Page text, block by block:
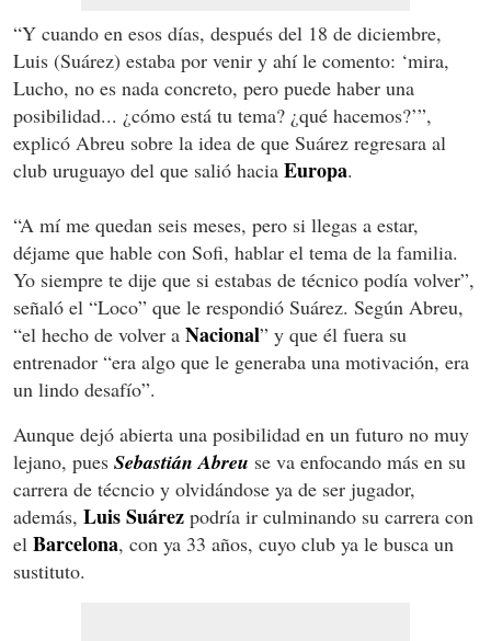
“Y cuando en esos días, después del 18 de diciembre,
Luis (Suárez) estaba por venir y ahí le comento: ‘mira,
Lucho, no es nada concreto, pero puede haber una
posibilidad... ¿cómo está tu tema? ¿qué hacemos?’”,
explicó Abreu sobre la idea de que Suárez regresara al
club uruguayo del que salió hacia Europa.
“A mí me quedan seis meses, pero si llegas a estar,
déjame que hable con Sofi, hablar el tema de la familia.
Yo siempre te dije que si estabas de técnico podía volver”,
señaló el “Loco” que le respondió Suárez. Según Abreu,
“el hecho de volver a Nacional” y que él fuera su
entrenador “era algo que le generaba una motivación, era
un lindo desafío”.
Aunque dejó abierta una posibilidad en un futuro no muy
lejano, pues Sebastián Abreu se va enfocando más en su
carrera de técncio y olvidándose ya de ser jugador,
además, Luis Suárez podría ir culminando su carrera con
el Barcelona, con ya 33 años, cuyo club ya le busca un
sustituto.